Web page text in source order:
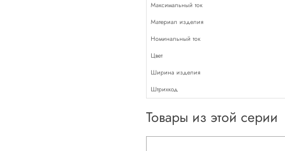
Максимальный ток
Материал изделия
Номинальный ток
Цвет
Ширина изделия
Штрихкод
Товары из этой серии